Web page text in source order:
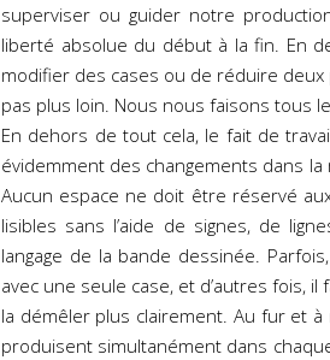
superviser ou guider notre
liberté absolue du début à la fin. En
modifier des cases ou de réduire
pas plus loin. Nous nous faisons tous
En dehors de tout cela, le fait de
évidemment des changements dans
Aucun espace ne doit être réservé
lisibles sans l’aide de signes, de
langage de la bande dessinée.
avec une seule case, et d’autres fois,
la démêler plus clairement. Au fur et
produisent simultanément dans